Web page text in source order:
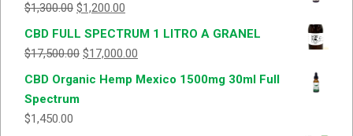
$1,300.00 $1,200.00
CBD FULL SPECTRUM 1 LITRO A GRANEL
$17,500.00 $17,000.00
CBD Organic Hemp Mexico 1500mg 30ml Full
Spectrum
$1,450.00